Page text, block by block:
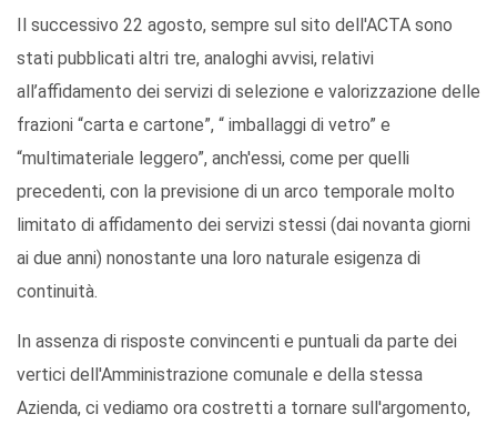
Il successivo 22 agosto, sempre sul sito dell'ACTA sono
stati pubblicati altri tre, analoghi avvisi, relativi
all’affidamento dei servizi di selezione e valorizzazione delle
frazioni “carta e cartone”, “ imballaggi di vetro” e
“multimateriale leggero”, anch'essi, come per quelli
precedenti, con la previsione di un arco temporale molto
limitato di affidamento dei servizi stessi (dai novanta giorni
ai due anni) nonostante una loro naturale esigenza di
continuità.
In assenza di risposte convincenti e puntuali da parte dei
vertici dell'Amministrazione comunale e della stessa
Azienda, ci vediamo ora costretti a tornare sull'argomento,